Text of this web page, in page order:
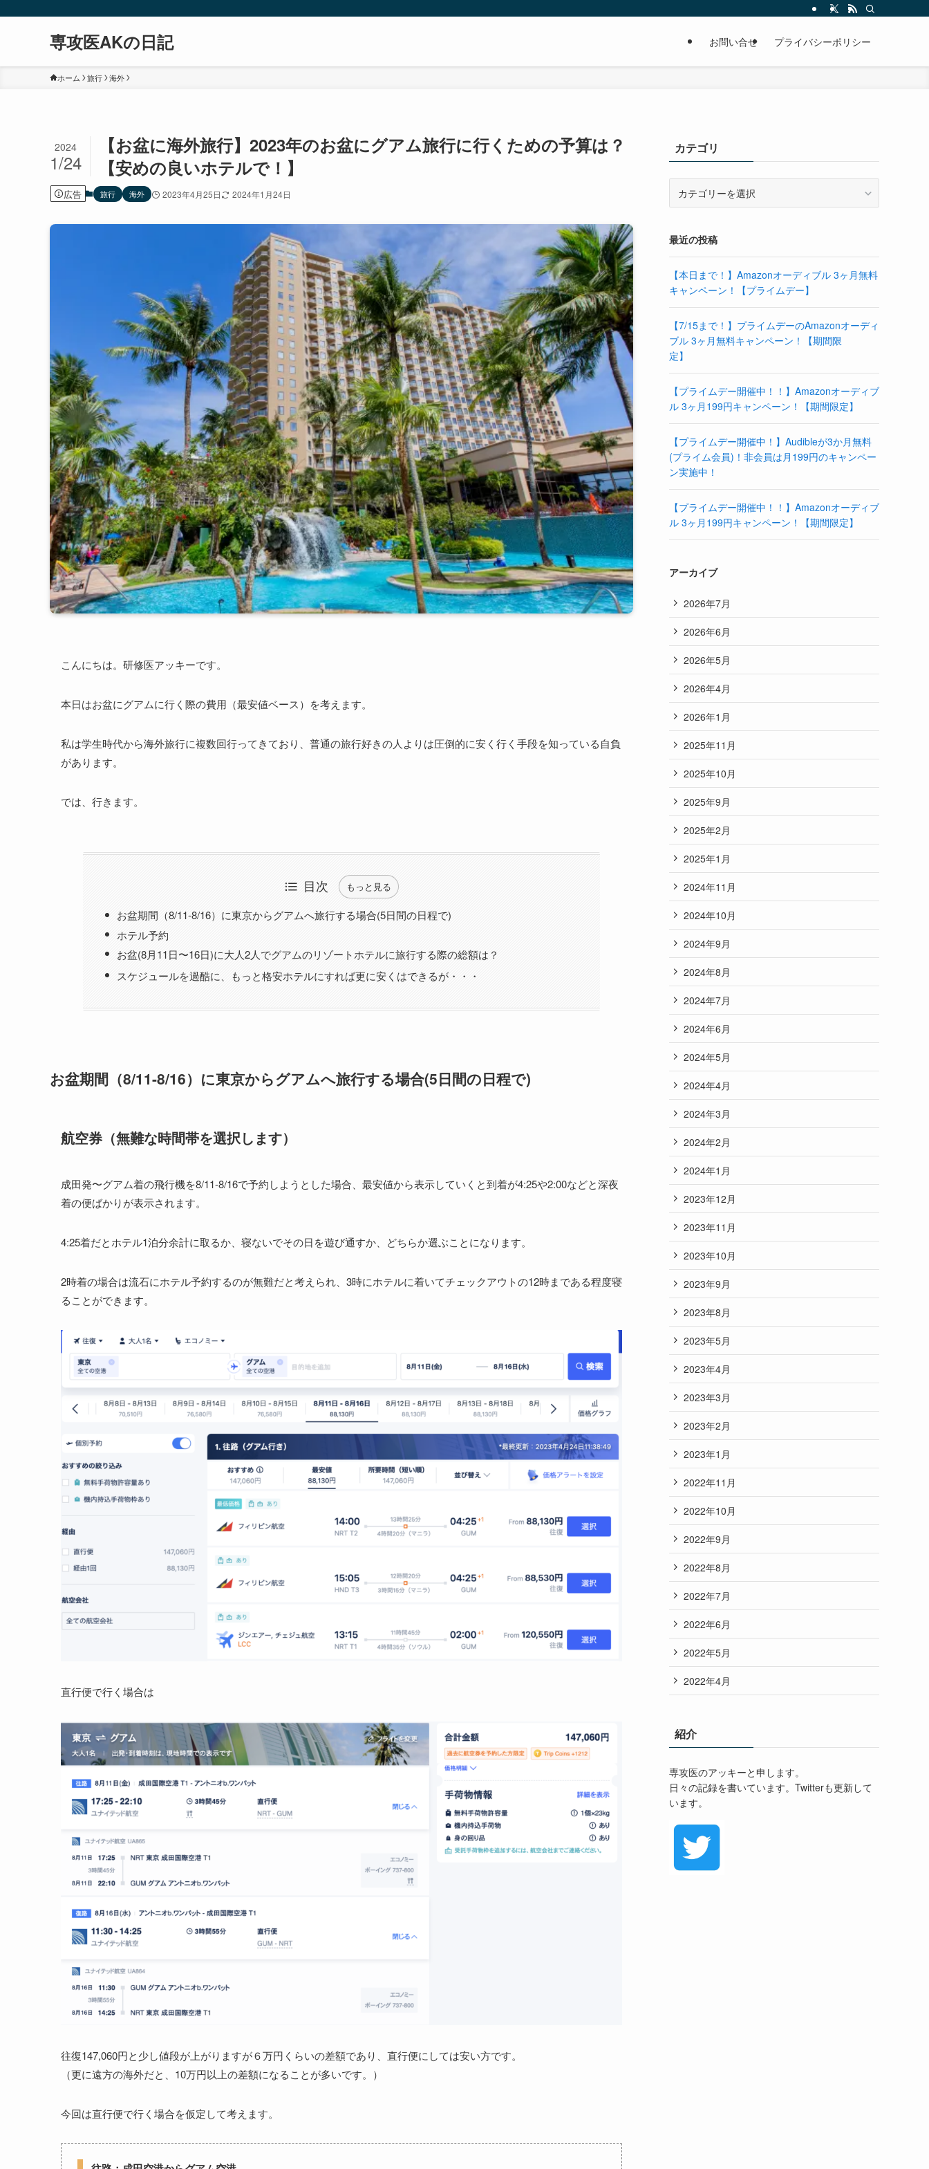
専攻医AKの日記 お問い合せ プライバシーポリシー
ホーム 旅行 海外
【お盆に海外旅行】2023年のお盆にグアム旅行に行くための予算は？
【安めの良いホテルで！】
2024
1/24
広告 旅行 海外 2023年4月25日 2024年1月24日
こんにちは。研修医アッキーです。
本日はお盆にグアムに行く際の費用（最安値ベース）を考えます。
私は学生時代から海外旅行に複数回行ってきており、普通の旅行好きの人よりは圧倒的に安く行く手段を知っている自負
があります。
では、行きます。
目次 もっと見る
お盆期間（8/11-8/16）に東京からグアムへ旅行する場合(5日間の日程で)
ホテル予約
お盆(8月11日〜16日)に大人2人でグアムのリゾートホテルに旅行する際の総額は？
スケジュールを過酷に、もっと格安ホテルにすれば更に安くはできるが・・・
お盆期間（8/11-8/16）に東京からグアムへ旅行する場合(5日間の日程で)
航空券（無難な時間帯を選択します）
成田発〜グアム着の飛行機を8/11-8/16で予約しようとした場合、最安値から表示していくと到着が4:25や2:00などと深夜
着の便ばかりが表示されます。
4:25着だとホテル1泊分余計に取るか、寝ないでその日を遊び通すか、どちらか選ぶことになります。
2時着の場合は流石にホテル予約するのが無難だと考えられ、3時にホテルに着いてチェックアウトの12時まである程度寝
ることができます。
直行便で行く場合は
往復147,060円と少し値段が上がりますが６万円くらいの差額であり、直行便にしては安い方です。
（更に遠方の海外だと、10万円以上の差額になることが多いです。）
今回は直行便で行く場合を仮定して考えます。
カテゴリ
最近の投稿
【本日まで！】Amazonオーディブル 3ヶ月無料
キャンペーン！【プライムデー】
【7/15まで！】プライムデーのAmazonオーディ
ブル 3ヶ月無料キャンペーン！【期間限
定】
【プライムデー開催中！！】Amazonオーディブ
ル 3ヶ月199円キャンペーン！【期間限定】
【プライムデー開催中！】Audibleが3か月無料
(プライム会員)！非会員は月199円のキャンペー
ン実施中！
【プライムデー開催中！！】Amazonオーディブ
ル 3ヶ月199円キャンペーン！【期間限定】
アーカイブ
2026年7月
2026年6月
2026年5月
2026年4月
2026年1月
2025年11月
2025年10月
2025年9月
2025年2月
2025年1月
2024年11月
2024年10月
2024年9月
2024年8月
2024年7月
2024年6月
2024年5月
2024年4月
2024年3月
2024年2月
2024年1月
2023年12月
2023年11月
2023年10月
2023年9月
2023年8月
2023年5月
2023年4月
2023年3月
2023年2月
2023年1月
2022年11月
2022年10月
2022年9月
2022年8月
2022年7月
2022年6月
2022年5月
2022年4月
紹介
専攻医のアッキーと申します。
日々の記録を書いています。Twitterも更新して
います。